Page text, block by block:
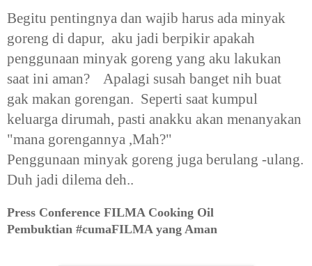
Begitu pentingnya dan wajib harus ada minyak
goreng di dapur, aku jadi berpikir apakah
penggunaan minyak goreng yang aku lakukan
saat ini aman? Apalagi susah banget nih buat
gak makan gorengan. Seperti saat kumpul
keluarga dirumah, pasti anakku akan menanyakan
"mana gorengannya ,Mah?"
Penggunaan minyak goreng juga berulang -ulang.
Duh jadi dilema deh..
Press Conference FILMA Cooking Oil
Pembuktian #cumaFILMA yang Aman